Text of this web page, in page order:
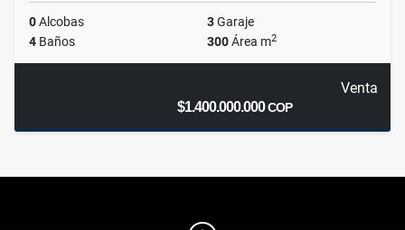
0Alcobas 3Garaje
4 Baños 300Área m2
Venta
$1.400.000.000COP